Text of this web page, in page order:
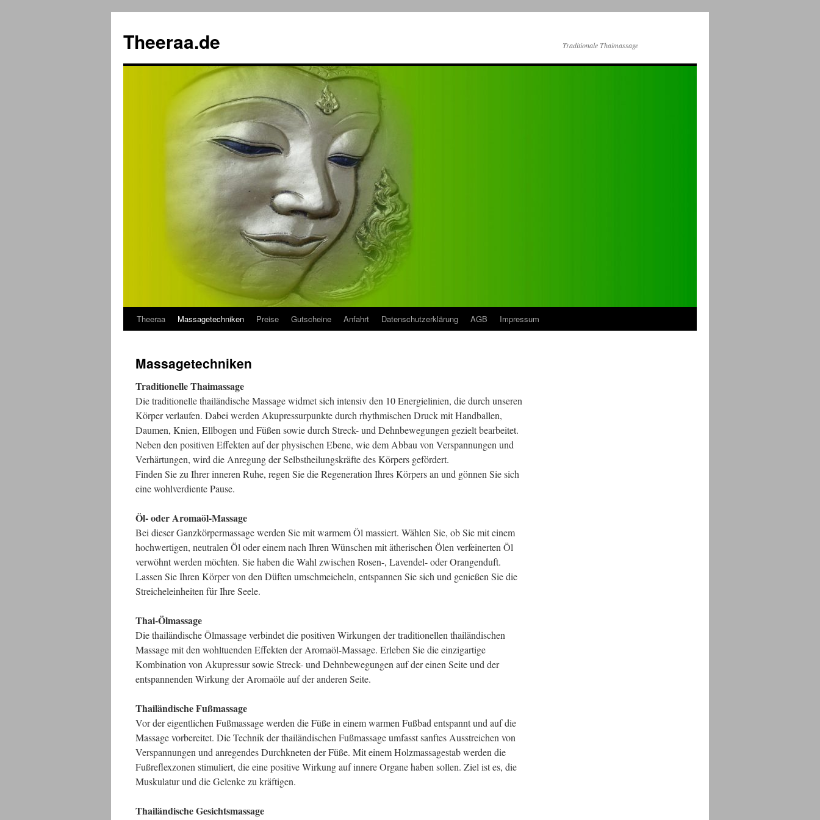
springen
Theeraa.de Traditionale Thaimassage
Theeraa Massagetechniken Preise Gutscheine Anfahrt Datenschutzerklärung AGB Impressum
Massagetechniken
Traditionelle Thaimassage
Die traditionelle thailändische Massage widmet sich intensiv den 10 Energielinien, die durch unseren
Körper verlaufen. Dabei werden Akupressurpunkte durch rhythmischen Druck mit Handballen,
Daumen, Knien, Ellbogen und Füßen sowie durch Streck- und Dehnbewegungen gezielt bearbeitet.
Neben den positiven Effekten auf der physischen Ebene, wie dem Abbau von Verspannungen und
Verhärtungen, wird die Anregung der Selbstheilungskräfte des Körpers gefördert.
Finden Sie zu Ihrer inneren Ruhe, regen Sie die Regeneration Ihres Körpers an und gönnen Sie sich
eine wohlverdiente Pause.
Öl- oder Aromaöl-Massage
Bei dieser Ganzkörpermassage werden Sie mit warmem Öl massiert. Wählen Sie, ob Sie mit einem
hochwertigen, neutralen Öl oder einem nach Ihren Wünschen mit ätherischen Ölen verfeinerten Öl
verwöhnt werden möchten. Sie haben die Wahl zwischen Rosen-, Lavendel- oder Orangenduft.
Lassen Sie Ihren Körper von den Düften umschmeicheln, entspannen Sie sich und genießen Sie die
Streicheleinheiten für Ihre Seele.
Thai-Ölmassage
Die thailändische Ölmassage verbindet die positiven Wirkungen der traditionellen thailändischen
Massage mit den wohltuenden Effekten der Aromaöl-Massage. Erleben Sie die einzigartige
Kombination von Akupressur sowie Streck- und Dehnbewegungen auf der einen Seite und der
entspannenden Wirkung der Aromaöle auf der anderen Seite.
Thailändische Fußmassage
Vor der eigentlichen Fußmassage werden die Füße in einem warmen Fußbad entspannt und auf die
Massage vorbereitet. Die Technik der thailändischen Fußmassage umfasst sanftes Ausstreichen von
Verspannungen und anregendes Durchkneten der Füße. Mit einem Holzmassagestab werden die
Fußreflexzonen stimuliert, die eine positive Wirkung auf innere Organe haben sollen. Ziel ist es, die
Muskulatur und die Gelenke zu kräftigen.
Thailändische Gesichtsmassage